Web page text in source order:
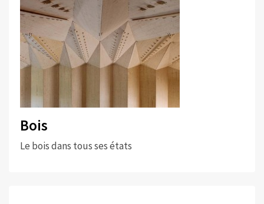
Bois
Le bois dans tous ses états